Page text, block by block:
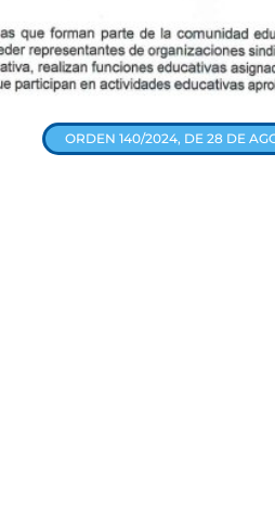
ORDEN 140/2024, DE 28 DE